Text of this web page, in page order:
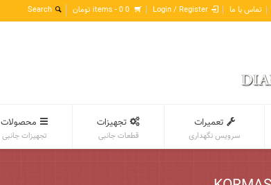
تماس با ما Login / Register
0 items -
0 تومان
تعمیرات
سرویس نگهداری
تجهیزات
قطعات جانبی
محصولات
تجهیزات جانبی